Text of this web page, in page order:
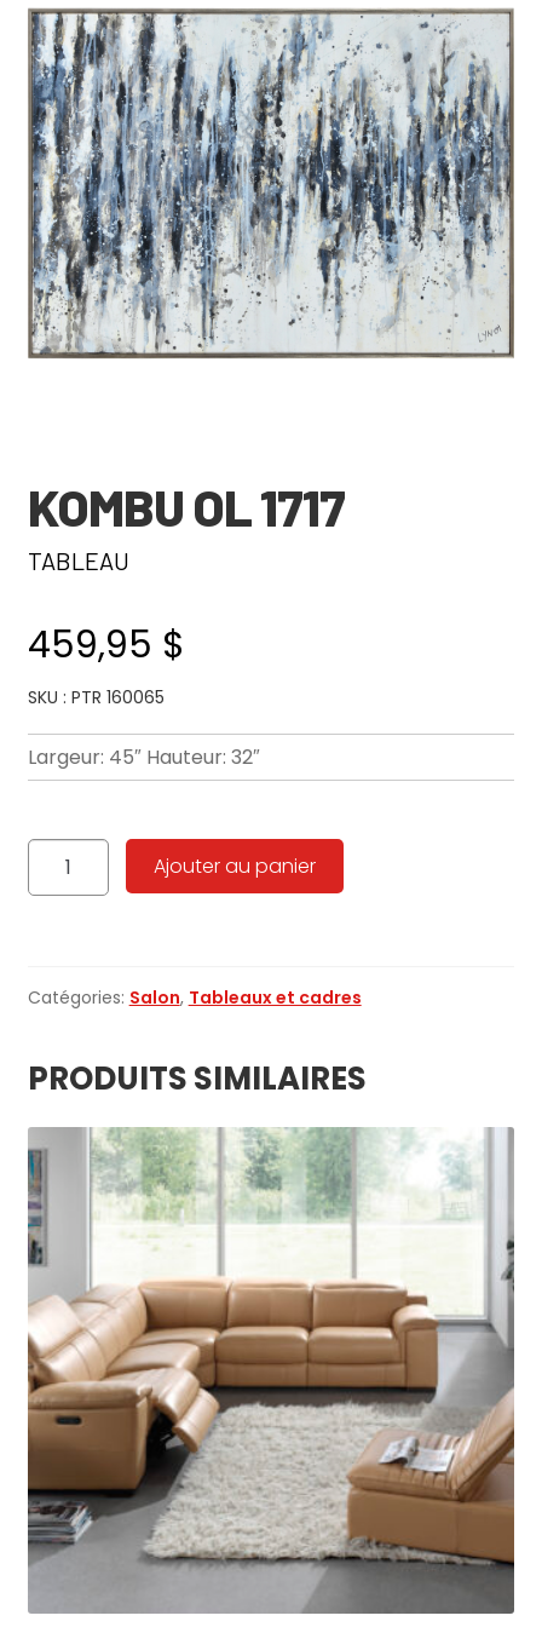
🔍
KOMBU OL 1717
TABLEAU
459,95 $
SKU : PTR 160065
Largeur: 45″ Hauteur: 32″
quantité
Ajouter au panier
Catégories: Salon, Tableaux et cadres
PRODUITS SIMILAIRES